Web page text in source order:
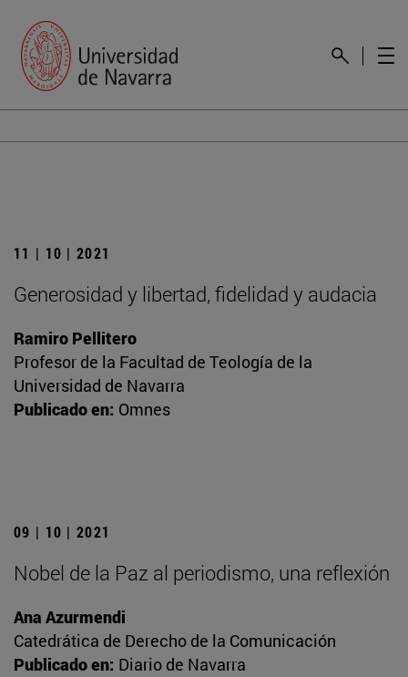
11 | 10 | 2021
Generosidad y libertad, fidelidad y audacia
Ramiro Pellitero
Profesor de la Facultad de Teología de la
Universidad de Navarra
Publicado en: Omnes
09 | 10 | 2021
Nobel de la Paz al periodismo, una reflexión
Ana Azurmendi
Catedrática de Derecho de la Comunicación
Publicado en: Diario de Navarra